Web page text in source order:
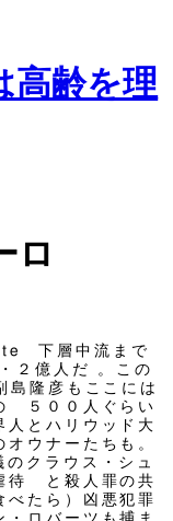
高齢を理
ロ
下層中流まで
２億人だ 。この
隆彦もここには
５００人ぐらい
とハリウッド大
ウナーたちも。
クラウス・シュ
待 と殺人罪の共
べたら）凶悪犯罪